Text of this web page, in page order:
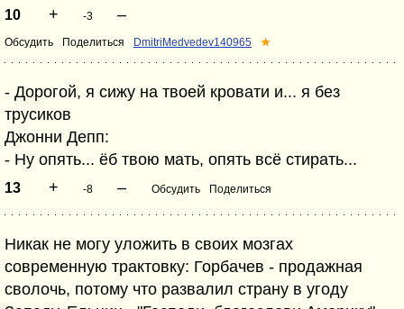
10 + -3 –
Обсудить Поделиться DmitriMedvedev140965 ★
- Дорогой, я сижу на твоей кровати и... я без
трусиков
Джонни Депп:
- Ну опять... ёб твою мать, опять всё стирать...
13 + -8 – Обсудить Поделиться
Никак не могу уложить в своих мозгах
современную трактовку: Горбачев - продажная
сволочь, потому что развалил страну в угоду